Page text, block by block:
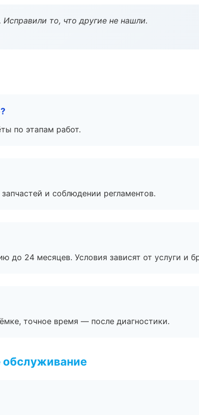
то, что другие не нашли.
по этапам работ.
и соблюдении регламентов.
до 24 месяцев. Условия зависят от услуги и
точное время — после диагностики.
обслуживание